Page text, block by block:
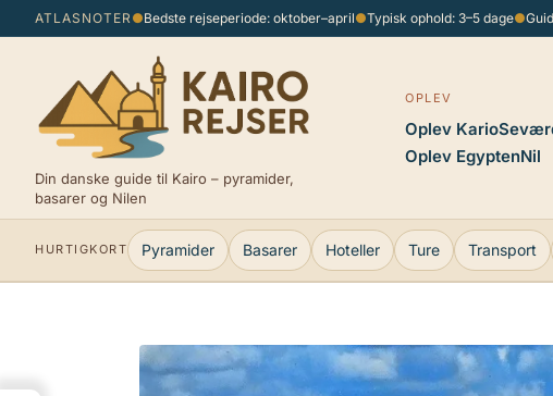
Spring
til
ATLASNOTER ●Bedste rejseperiode: oktober–april●Typisk ophold: 3–5 dage●
Din danske guide til Kairo – pyramider,
basarer og Nilen
OPLEV
Oplev Kario
Oplev EgyptenNil
HURTIGKORT Pyramider Basarer Hoteller Ture Transport